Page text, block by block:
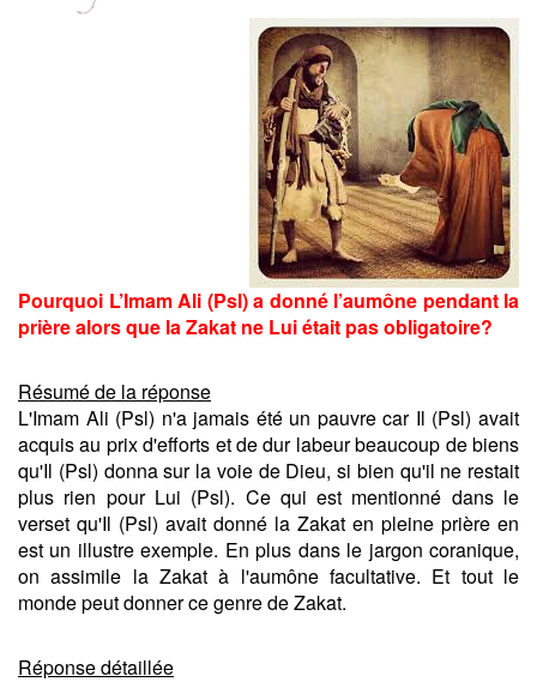
Pourquoi L’Imam Ali (Psl) a donné l’aumône pendant la
prière alors que la Zakat ne Lui était pas obligatoire?
Résumé de la réponse
L'Imam Ali (Psl) n'a jamais été un pauvre car Il (Psl) avait
acquis au prix d'efforts et de dur labeur beaucoup de biens
qu'Il (Psl) donna sur la voie de Dieu, si bien qu'il ne restait
plus rien pour Lui (Psl). Ce qui est mentionné dans le
verset qu'Il (Psl) avait donné la Zakat en pleine prière en
est un illustre exemple. En plus dans le jargon coranique,
on assimile la Zakat à l'aumône facultative. Et tout le
monde peut donner ce genre de Zakat.
Réponse détaillée